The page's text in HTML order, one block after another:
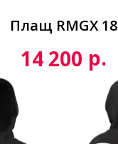
Плащ RMGX 18
14 200 р.